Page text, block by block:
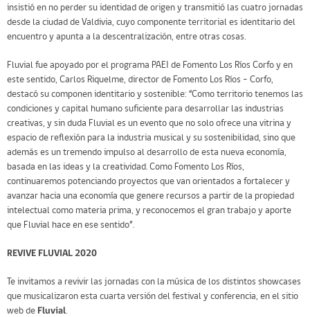
insistió en no perder su identidad de origen y transmitió las cuatro jornadas
desde la ciudad de Valdivia, cuyo componente territorial es identitario del
encuentro y apunta a la descentralización, entre otras cosas.
Fluvial fue apoyado por el programa PAEI de Fomento Los Ríos Corfo y en
este sentido, Carlos Riquelme, director de Fomento Los Ríos – Corfo,
destacó su componen identitario y sostenible: “Como territorio tenemos las
condiciones y capital humano suficiente para desarrollar las industrias
creativas, y sin duda Fluvial es un evento que no solo ofrece una vitrina y
espacio de reflexión para la industria musical y su sostenibilidad, sino que
además es un tremendo impulso al desarrollo de esta nueva economía,
basada en las ideas y la creatividad. Como Fomento Los Ríos,
continuaremos potenciando proyectos que van orientados a fortalecer y
avanzar hacia una economía que genere recursos a partir de la propiedad
intelectual como materia prima, y reconocemos el gran trabajo y aporte
que Fluvial hace en ese sentido”.
REVIVE FLUVIAL 2020
Te invitamos a revivir las jornadas con la música de los distintos showcases
que musicalizaron esta cuarta versión del festival y conferencia, en el sitio
web de Fluvial.